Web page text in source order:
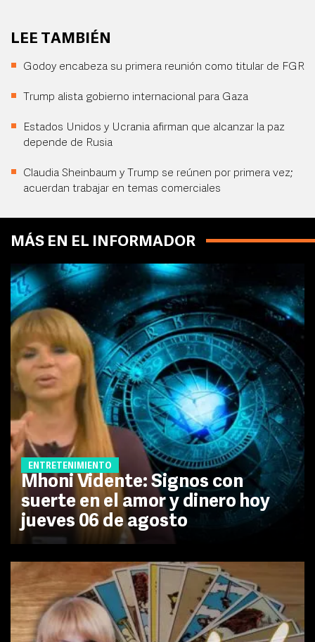
LEE TAMBIÉN
Godoy encabeza su primera reunión como titular de FGR
Trump alista gobierno internacional para Gaza
Estados Unidos y Ucrania afirman que alcanzar la paz
depende de Rusia
Claudia Sheinbaum y Trump se reúnen por primera vez;
acuerdan trabajar en temas comerciales
MÁS EN EL INFORMADOR
ENTRETENIMIENTO
Mhoni Vidente: Signos con
suerte en el amor y dinero hoy
jueves 06 de agosto